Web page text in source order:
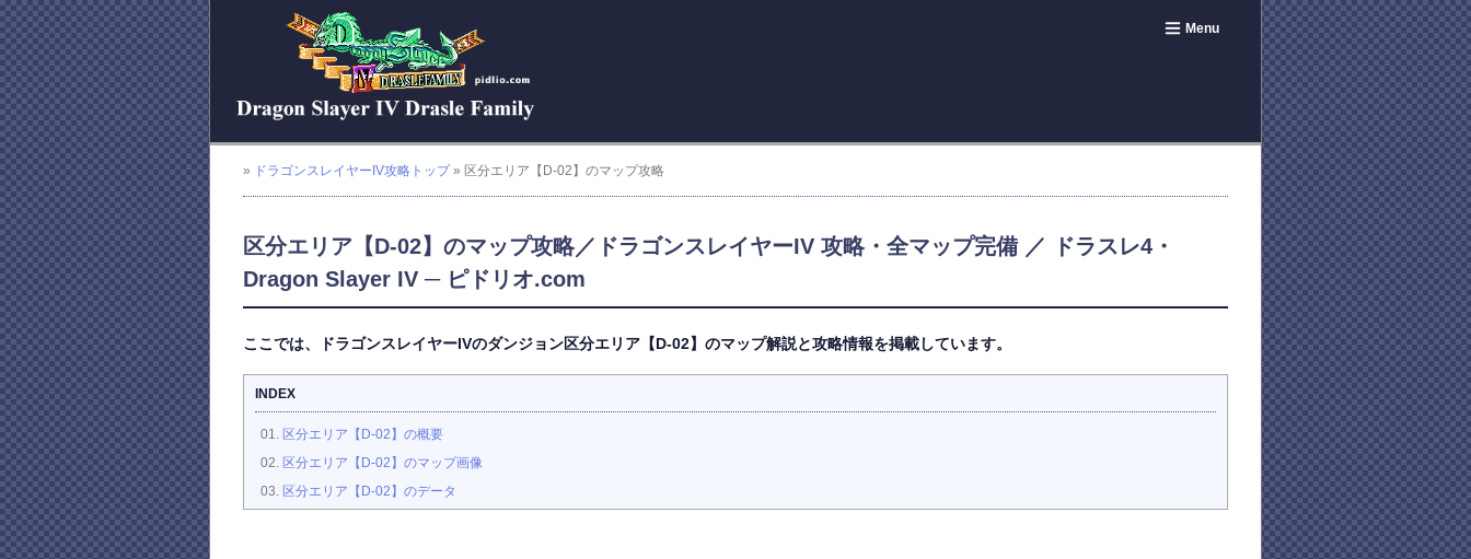
Menu
» ドラゴンスレイヤーIV攻略トップ» 区分エリア【D-02】のマップ攻略
区分エリア【D-02】のマップ攻略／ドラゴンスレイヤーIV 攻略・全マップ完備 ／ ドラスレ4・
Dragon Slayer IV ─ ピドリオ.com
ここでは、ドラゴンスレイヤーIVのダンジョン区分エリア【D-02】のマップ解説と攻略情報を掲載しています。
INDEX
区分エリア【D-02】の概要
区分エリア【D-02】のマップ画像
区分エリア【D-02】のデータ